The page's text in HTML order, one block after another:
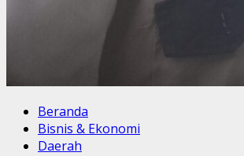
Beranda
Bisnis & Ekonomi
Daerah